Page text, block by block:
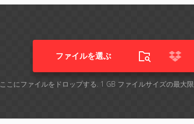
ファイルを選ぶ
ここにファイルをドロップする. 1 GB ファイルサイズの最大